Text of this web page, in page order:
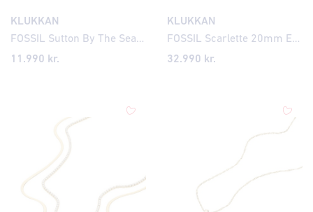
KLUKKAN
FOSSIL Sutton By The Sea armband JA7319
11.990 kr.
KLUKKAN
FOSSIL Scarlette 20mm ES5473
32.990 kr.